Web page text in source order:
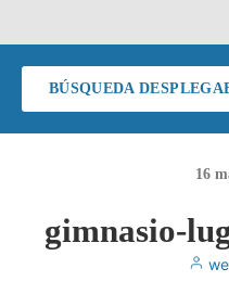
BÚSQUEDA
16
gimnasio-